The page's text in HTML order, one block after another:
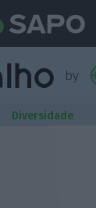
Diversidade